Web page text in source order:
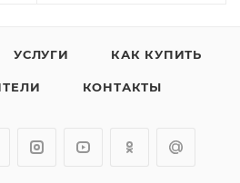
УСЛУГИ КАК КУПИТЬ
КОНТАКТЫ